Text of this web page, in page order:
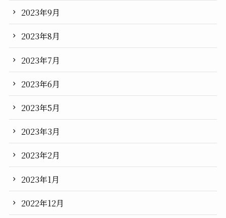
2023年9月
2023年8月
2023年7月
2023年6月
2023年5月
2023年3月
2023年2月
2023年1月
2022年12月